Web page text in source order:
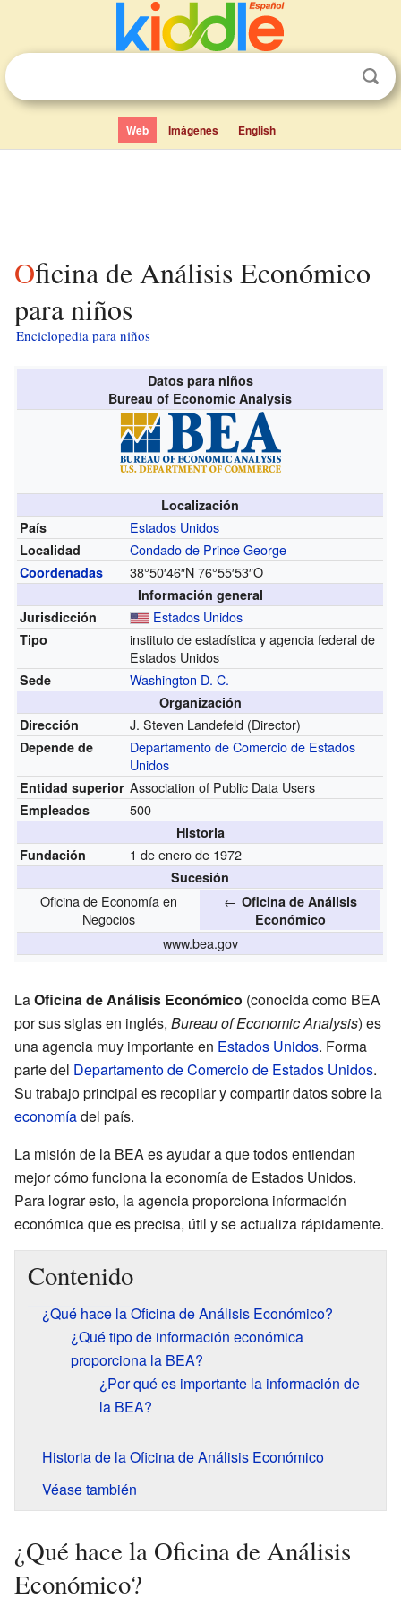
Web Imágenes English
Oficina de Análisis Económico
para niños
Enciclopedia para niños
Datos para niños
Bureau of Economic Analysis
Localización
País
Estados Unidos
Localidad Condado de Prince George
Coordenadas 38°50′46″N76°55′53″O
Información general
Jurisdicción
Estados Unidos
Tipo
instituto de estadística y agencia federal de
Estados Unidos
Sede Washington D. C.
Organización
Dirección
J. Steven Landefeld (Director)
Depende de
Departamento de Comercio de Estados
Unidos
Entidad superior Association of Public Data Users
Empleados 500
Historia
Fundación
1 de enero de 1972
Sucesión
Oficina de Economía en
Negocios
← Oficina de Análisis
Económico
www.bea.gov
LaOficina de Análisis Económico (conocida como BEA
por sus siglas en inglés, Bureau of Economic Analysis) es
una agencia muy importante en Estados Unidos. Forma
parte del Departamento de Comercio de Estados Unidos.
Su trabajo principal es recopilar y compartir datos sobre la
economíadel país.
La misión de la BEA es ayudar a que todos entiendan
mejor cómo funciona la economía de Estados Unidos.
Para lograr esto, la agencia proporciona información
económica que es precisa, útil y se actualiza rápidamente.
Contenido
¿Qué hace la Oficina de Análisis Económico?
¿Qué tipo de información económica
proporciona la BEA?
¿Por qué es importante la información de
la BEA?
Historia de la Oficina de Análisis Económico
Véase también
¿Qué hace la Oficina de Análisis
Económico?